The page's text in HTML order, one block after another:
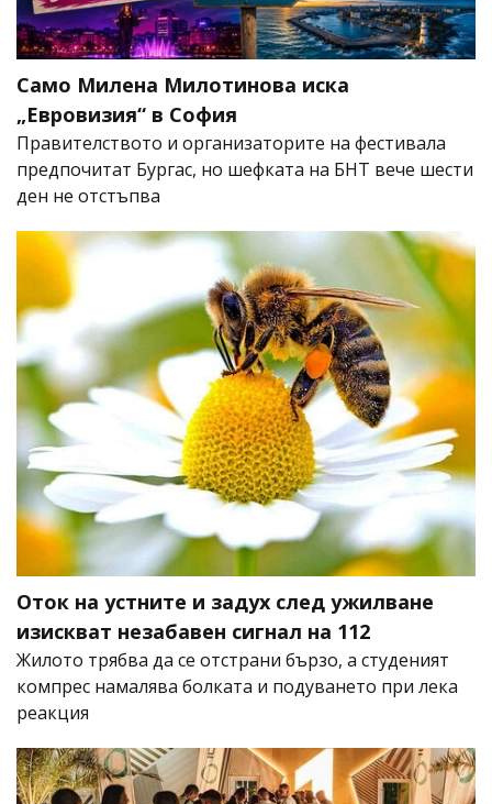
Само Милена Милотинова иска
„Евровизия“ в София
Правителството и организаторите на фестивала
предпочитат Бургас, но шефката на БНТ вече шести
ден не отстъпва
Оток на устните и задух след ужилване
изискват незабавен сигнал на 112
Жилото трябва да се отстрани бързо, а студеният
компрес намалява болката и подуването при лека
реакция